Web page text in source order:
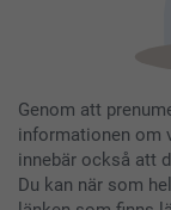
Genom att
informationen om
innebär också att
Du kan när som